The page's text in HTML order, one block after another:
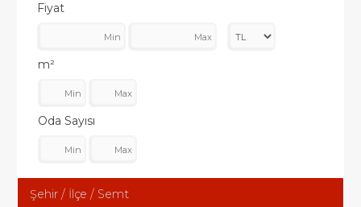
Fiyat
m²
Oda Sayısı
Şehir / İlçe / Semt